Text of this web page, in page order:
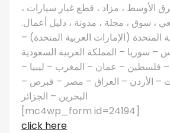
الأوسط ، مزاد ، قطع غيار سيارات ،
، سوق ، مجلة ، مدونة ، دليل أعمال.
المتحدة (الإمارات العربية المتحدة) –
– سوريا – المملكة العربية السعودية
فلسطين – عمان – المغرب – ليبيا –
– الأردن – العراق – مصر – قبرص –
البحرين – الجزائر
[mc4wp_form id=24194]
click here